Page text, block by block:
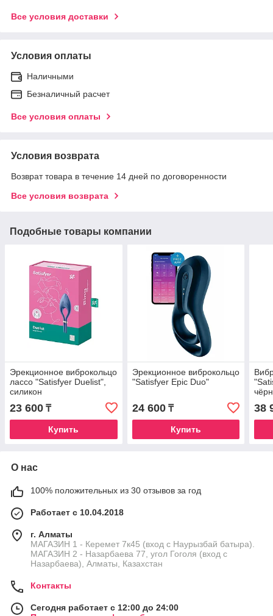
Все условия доставки
Условия оплаты
Наличными
Безналичный расчет
Все условия оплаты
Условия возврата
Возврат товара в течение 14 дней по договоренности
Все условия возврата
Подобные товары компании
Эрекционное виброкольцо
лассо "Satisfyer Duelist",
силикон
23 600 ₸
Купить
Эрекционное виброкольцо
"Satisfyer Epic Duo"
24 600₸
Купить
38
О нас
100% положительных из 30 отзывов за год
Работает с 10.04.2018
г. Алматы
МАГАЗИН 1 - Керемет 7к45 (вход с Наурызбай батыра).
МАГАЗИН 2 - Назарбаева 77, угол Гоголя (вход с
Назарбаева), Алматы, Казахстан
Контакты
Сегодня работает с 12:00 до 24:00